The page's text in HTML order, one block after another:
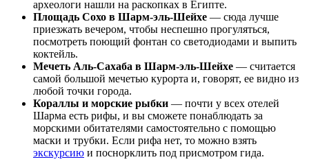
археологи нашли на раскопках в Египте.
Площадь Сохо в Шарм-эль-Шейхе — сюда лучше
приезжать вечером, чтобы неспешно прогуляться,
посмотреть поющий фонтан со светодиодами и выпить
коктейль.
Мечеть Аль-Сахаба в Шарм-эль-Шейхе — считается
самой большой мечетью курорта и, говорят, ее видно из
любой точки города.
Кораллы и морские рыбки — почти у всех отелей
Шарма есть рифы, и вы сможете понаблюдать за
морскими обитателями самостоятельно с помощью
маски и трубки. Если рифа нет, то можно взять
экскурсию и поснорклить под присмотром гида.